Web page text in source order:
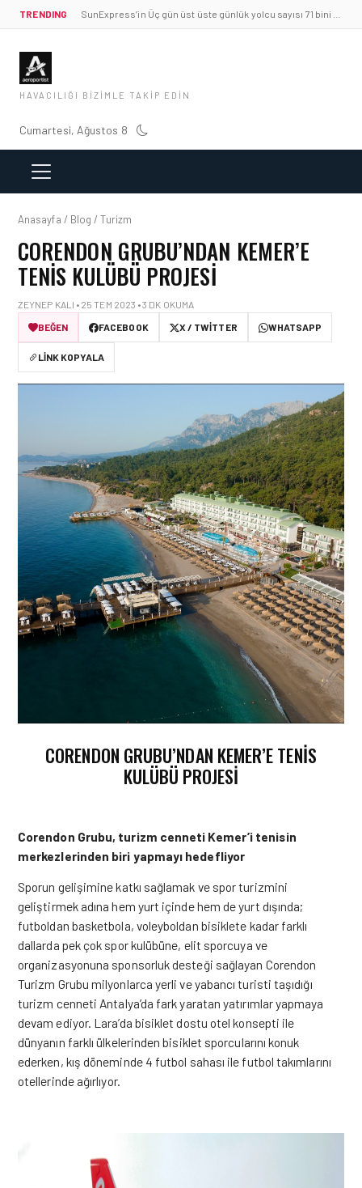
TRENDING
HAVACILIĞI BIZIMLE TAKIP EDIN
Cumartesi, Ağustos 8
Anasayfa / Blog / Turizm
CORENDON GRUBU’NDAN KEMER’E
TENIS KULÜBÜ PROJESI
ZEYNEP KALI • 25 TEM 2023 • 3 DK OKUMA
BEĞEN
FACEBOOK X / TWITTER WHATSAPP
LINK KOPYALA
CORENDON GRUBU’NDAN KEMER’E TENIS
KULÜBÜ PROJESI
Corendon Grubu, turizm cenneti Kemer’i tenisin
merkezlerinden biri yapmayı hedefliyor
Sporun gelişimine katkı sağlamak ve spor turizmini
geliştirmek adına hem yurt içinde hem de yurt dışında;
futboldan basketbola, voleyboldan bisiklete kadar farklı
dallarda pek çok spor kulübüne, elit sporcuya ve
organizasyonuna sponsorluk desteği sağlayan Corendon
Turizm Grubu milyonlarca yerli ve yabancı turisti taşıdığı
turizm cenneti Antalya’da fark yaratan yatırımlar yapmaya
devam ediyor. Lara’da bisiklet dostu otel konsepti ile
dünyanın farklı ülkelerinden bisiklet sporcularını konuk
ederken, kış döneminde 4 futbol sahası ile futbol takımlarını
otellerinde ağırlıyor.